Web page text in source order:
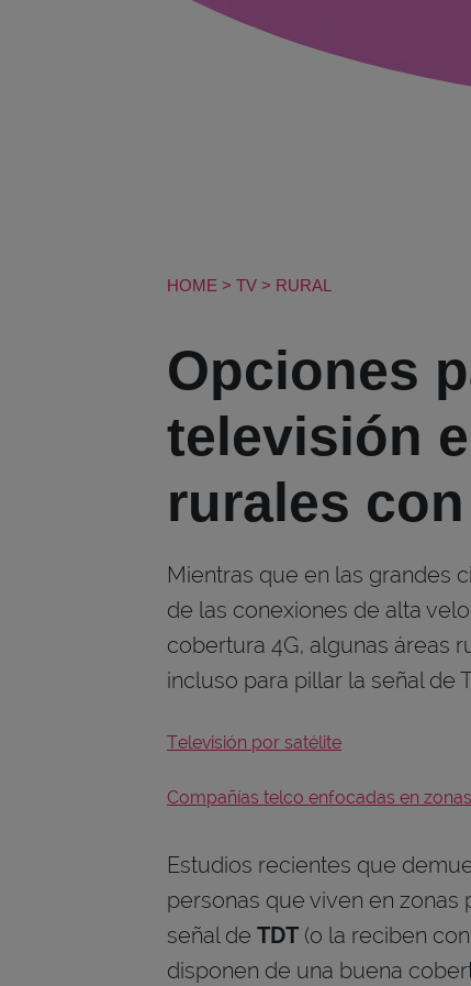
HOME > TV > RURAL
Opciones
televisión
rurales
Mientras que en las grandes
de las conexiones de alta
cobertura 4G, algunas áreas
incluso para pillar la señal de
Televisión por satélite
Compañías telco enfocadas en
Estudios recientes que
personas que viven en zonas
señal de TDT (o la reciben
disponen de una buena